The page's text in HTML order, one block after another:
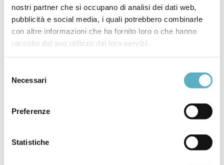
nostri partner che si occupano di analisi dei dati web,
pubblicità e social media, i quali potrebbero combinarle
con altre informazioni che ha fornito loro o che hanno
raccolto dal suo utilizzo dei loro servizi.
delNecessari
Preferenze
Statistiche
La nuova edizione presenta contenuti aggiornati con le
ultime novità della tecnologia metallurgica e riferimenti
normativi. I 26 capitoli sono organizzati in modo logico
e sequenziale, per facilitare la comprensione e
l’apprendimento degli argomenti trattati.
“Metallurgia di Base”
è un libro che ha una storia di
successo editoriale: la prima edizione pubblicata nel
2006, il libro è stato ampliato e trasformato in una
La nuova edizione del volume
“Metallurgia di Base”